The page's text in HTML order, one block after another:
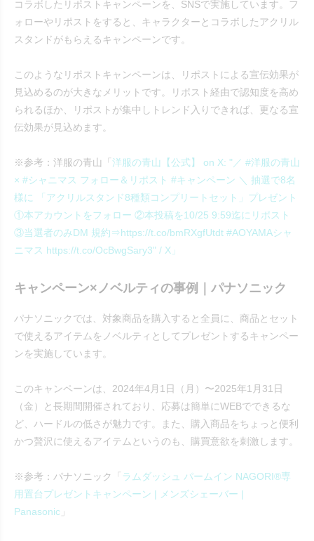
コラボしたリポストキャンペーンを、SNSで実施しています。フ
ォローやリポストをすると、キャラクターとコラボしたアクリル
スタンドがもらえるキャンペーンです。
このようなリポストキャンペーンは、リポストによる宣伝効果が
見込めるのが大きなメリットです。リポスト経由で認知度を高め
られるほか、リポストが集中しトレンド入りできれば、更なる宣
伝効果が見込めます。
※参考：洋服の青山「 洋服の青山【公式】 on X: "／ #洋服の青山
× #シャニマス フォロー＆リポスト #キャンペーン ＼ 抽選で8名
様に 「アクリルスタンド8種類コンプリートセット」プレゼント
①本アカウントをフォロー ②本投稿を10/25 9:59迄にリポスト
③当選者のみDM 規約⇒https://t.co/bmRXgfUtdt #AOYAMAシャ
ニマス https://t.co/OcBwgSary3" / X」
キャンペーン×ノベルティの事例｜パナソニック
パナソニックでは、対象商品を購入すると全員に、商品とセット
で使えるアイテムをノベルティとしてプレゼントするキャンペー
ンを実施しています。
このキャンペーンは、2024年4月1日（月）〜2025年1月31日
（金）と長期間開催されており、応募は簡単にWEBでできるな
ど、ハードルの低さが魅力です。また、購入商品をちょっと便利
かつ贅沢に使えるアイテムというのも、購買意欲を刺激します。
※参考：パナソニック「 ラムダッシュ パームイン NAGORI®専
用置台プレゼントキャンペーン | メンズシェーバー |
Panasonic 」